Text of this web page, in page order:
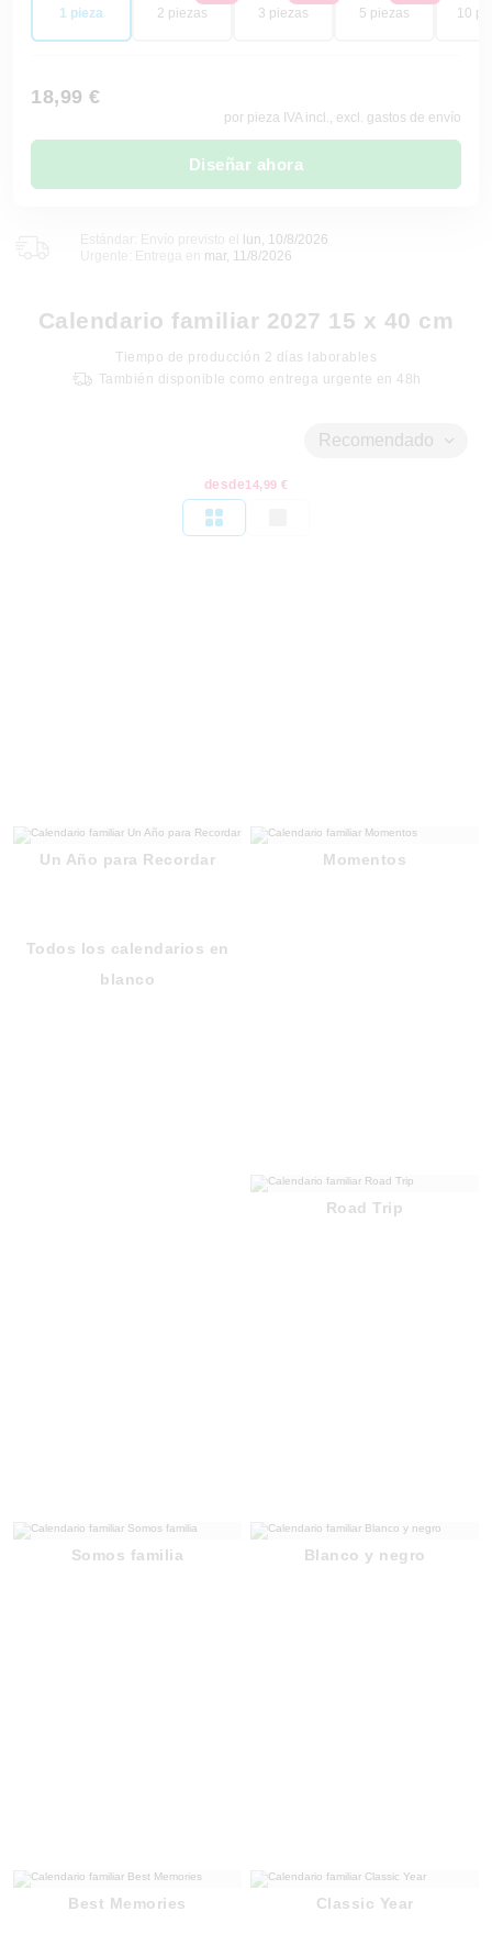
1 pieza
2 piezas
3 piezas
5 piezas
10
18,99 €
por pieza IVA incl., excl. gastos de envío
Diseñar ahora
lun, 10/8/2026
Urgente: Entrega en
mar, 11/8/2026
Calendario familiar 2027 15 x 40 cm
Tiempo de producción 2 días laborables
También disponible como entrega urgente en 48h
Recomendado
desde14,99 €
Un Año para Recordar Momentos
Road Trip
Somos familia Blanco y negro
Best Memories Classic Year
Todos los calendarios en
blanco